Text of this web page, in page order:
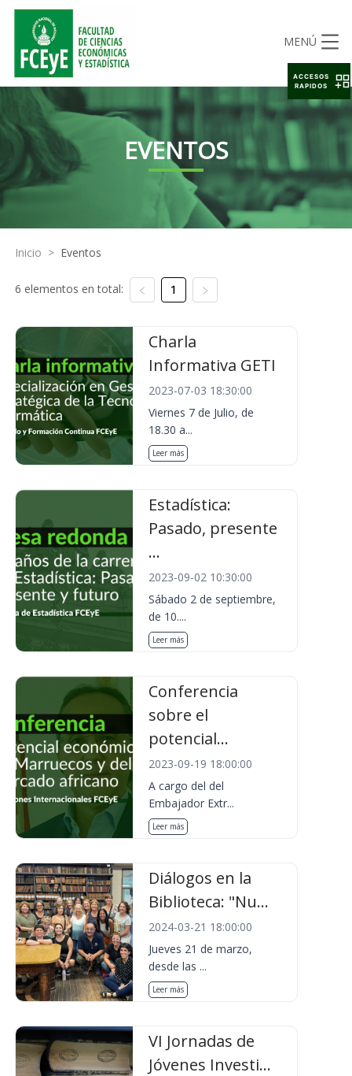
MENÚ
EVENTOS
Inicio > Eventos
6 elementos en total: 1
Charla
Informativa GETI
2023-07-03 18:30:00
Viernes 7 de Julio, de
18.30 a...
Leer más
Estadística:
Pasado, presente
...
2023-09-02 10:30:00
Sábado 2 de septiembre,
de 10....
Leer más
Conferencia
sobre el
potencial...
2023-09-19 18:00:00
A cargo del del
Embajador Extr...
Leer más
Diálogos en la
Biblioteca: "Nu...
2024-03-21 18:00:00
Jueves 21 de marzo,
desde las ...
Leer más
VI Jornadas de
Jóvenes Investi...
ACCESOS
RAPIDOS